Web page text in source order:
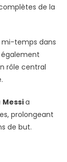
Avant
Club
De
de la
mi-temps dans
rôle central
Messia
prolongeant
de but.